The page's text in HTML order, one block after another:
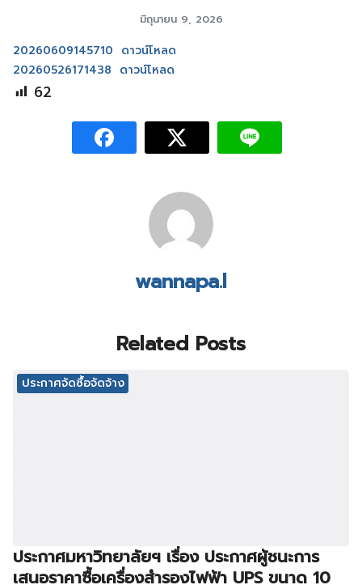
มิถุนายน 9, 2026
20260609145710 ดาวน์โหลด
20260526171438 ดาวน์โหลด
62
wannapa.l
Related Posts
ประกาศจัดซื้อจัดจ้าง
ประกาศมหาวิทยาลัยฯ เรื่อง ประกาศผู้ชนะการ
เสนอราคาซื้อเครื่องสำรองไฟฟ้า UPS ขนาด 10